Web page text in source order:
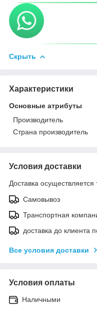
Скрыть
Характеристики
Основные атрибуты
Производитель
Страна производитель
Условия доставки
Доставка осуществляется
Самовывоз
Транспортная
доставка до клиента
Все условия доставки
Условия оплаты
Наличными